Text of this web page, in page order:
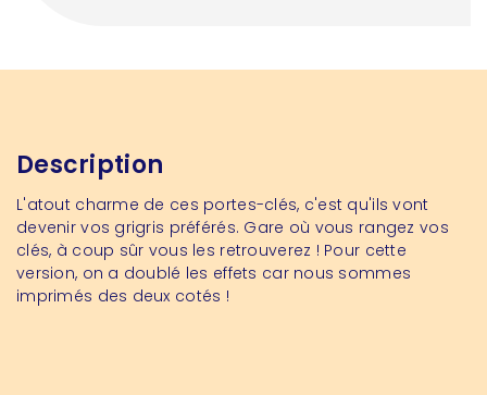
Description
L'atout charme de ces portes-clés, c'est qu'ils vont
devenir vos grigris préférés. Gare où vous rangez vos
clés, à coup sûr vous les retrouverez ! Pour cette
version, on a doublé les effets car nous sommes
imprimés des deux cotés !